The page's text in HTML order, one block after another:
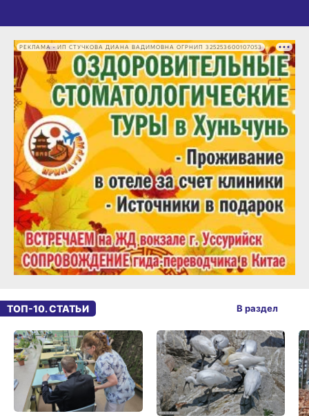
РЕКЛАМА • ИП СТУЧКОВА ДИАНА ВАДИМОВНА ОГРНИП 325253600107053
ТОП-10. СТАТЬИ В раздел